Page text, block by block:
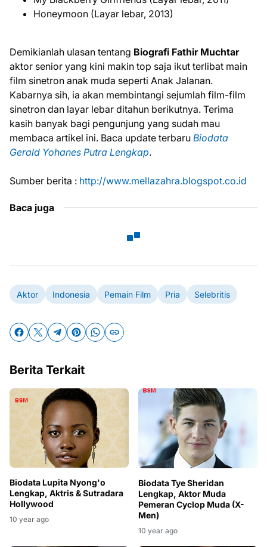
Honeymoon (Layar lebar, 2013)
Demikianlah ulasan tentang Biografi Fathir Muchtar
aktor senior yang kini makin top saja ikut terlibat main
film sinetron anak muda seperti Anak Jalanan.
Kabarnya sih, ia akan membintangi sejumlah film-film
sinetron dan layar lebar ditahun berikutnya. Terima
kasih banyak bagi pengunjung yang sudah mau
membaca artikel ini. Baca update terbaru Biodata
Gerald Yohanes Putra Lengkap.
Sumber berita : http://www.mellazahra.blogspot.co.id
Baca juga
Aktor Indonesia Pemain Film Pria Selebritis
Berita Terkait
Biodata Lupita Nyong'o
Lengkap, Aktris & Sutradara
Hollywood
10 year ago
Biodata Tye Sheridan
Lengkap, Aktor Muda
Pemeran Cyclop Muda (X-
Men)
10 year ago